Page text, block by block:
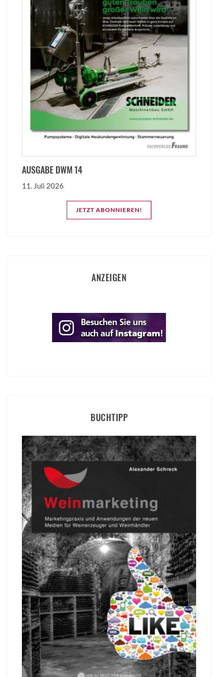
AUSGABE DWM 14
11. Juli 2026
JETZT ABONNIEREN!
ANZEIGEN
BUCHTIPP